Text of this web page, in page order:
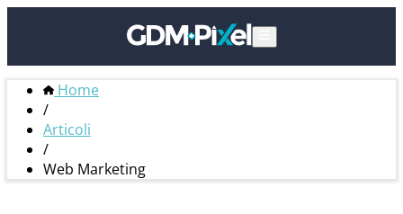
Home
/
Articoli
/
Web Marketing